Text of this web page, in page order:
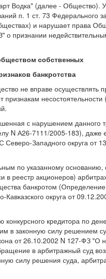
Водка" (далее - Общество).
п. 1 ст. 73 Федерального
и нарушает права
признании
собственных
банкротства
не вправе
несостоятельности
с нарушением данного
N А26-7111/2005-183), даже
Западного округа от
по указанному
в реестр акционеров)
банкротом
округа от
кредитора по
в законную силу решением
от 26.10.2002 N 127-ФЗ "О
в арбитражный суд
силу решения суда,